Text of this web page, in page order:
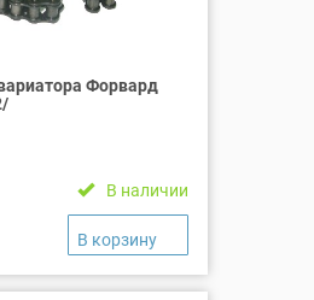
Форвард
В наличии